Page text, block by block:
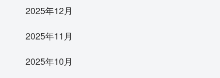
2025年12月
2025年11月
2025年10月